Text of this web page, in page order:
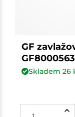
GF
Skladem 26